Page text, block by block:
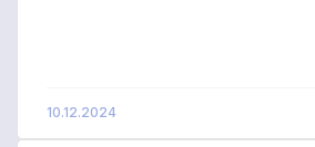
10.12.2024